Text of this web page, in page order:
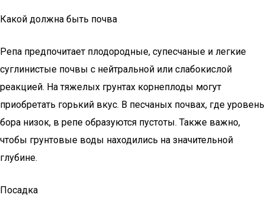
Какой должна быть почва
Репа предпочитает плодородные, супесчаные и легкие
суглинистые почвы с нейтральной или слабокислой
реакцией. На тяжелых грунтах корнеплоды могут
приобретать горький вкус. В песчаных почвах, где уровень
бора низок, в репе образуются пустоты. Также важно,
чтобы грунтовые воды находились на значительной
глубине.
Посадка